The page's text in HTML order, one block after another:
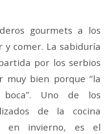
gourmets a los
y comer. La sabiduría
por los serbios
muy bien porque “la
Uno de los
de la cocina
en invierno, es el